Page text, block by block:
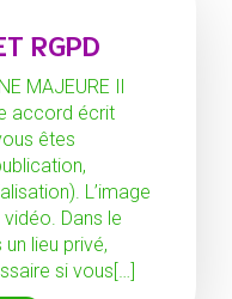
RGPD
MAJEURE Il
accord écrit
êtes
L’image
Dans le
lieu privé,
si vous[…]